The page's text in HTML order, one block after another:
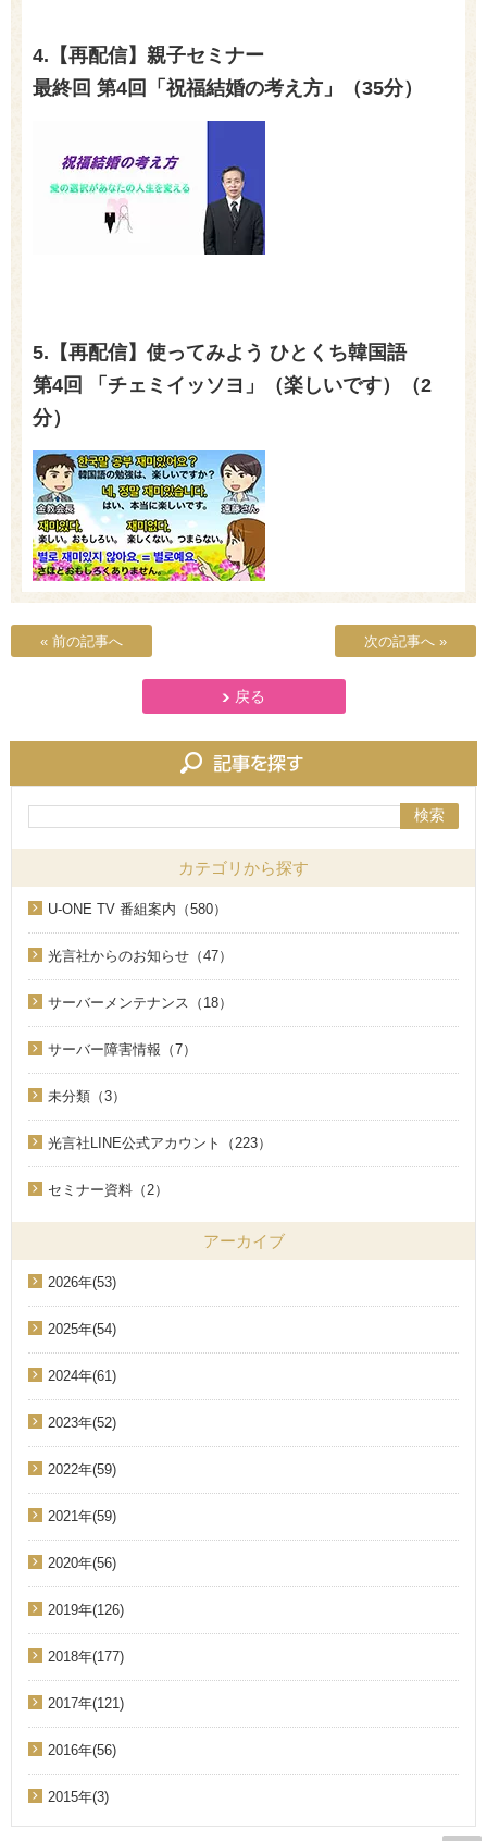
4.【再配信】親子セミナー
最終回 第4回「祝福結婚の考え方」（35分）
5.【再配信】使ってみよう ひとくち韓国語
第4回 「チェミイッソヨ」（楽しいです）（2
分）
« 前の記事へ 次の記事へ »
戻る
検索
カテゴリから探す
U-ONE TV 番組案内（580）
光言社からのお知らせ（47）
サーバーメンテナンス（18）
サーバー障害情報（7）
未分類（3）
光言社LINE公式アカウント（223）
セミナー資料（2）
アーカイブ
2026年(53)
2025年(54)
2024年(61)
2023年(52)
2022年(59)
2021年(59)
2020年(56)
2019年(126)
2018年(177)
2017年(121)
2016年(56)
2015年(3)